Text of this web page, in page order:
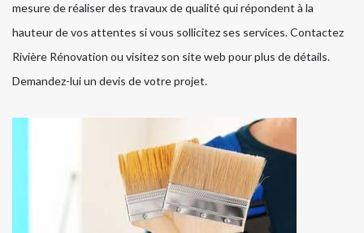
mesure de réaliser des travaux de qualité qui répondent à la
hauteur de vos attentes si vous sollicitez ses services. Contactez
Rivière Rénovation ou visitez son site web pour plus de détails.
Demandez-lui un devis de votre projet.